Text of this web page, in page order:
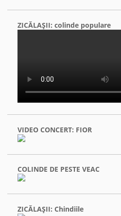
ZICĂLAŞII: colinde populare
VIDEO CONCERT: FIOR
COLINDE DE PESTE VEAC
ZICĂLAŞII: Chindiile